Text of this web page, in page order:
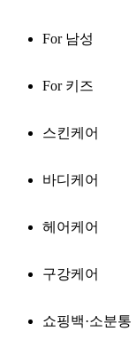
For 남성
For 키즈
스킨케어
바디케어
헤어케어
구강케어
쇼핑백·소분통